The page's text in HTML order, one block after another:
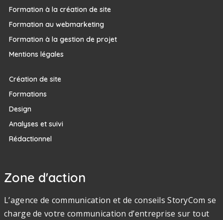
Formation à la création de site
Formation au webmarketing
Formation à la gestion de projet
Mentions légales
Création de site
Formations
Design
Analyses et suivi
Rédactionnel
Zone d'action
L’agence de communication et de conseils StoryCom se
charge de votre communication d’entreprise sur tout